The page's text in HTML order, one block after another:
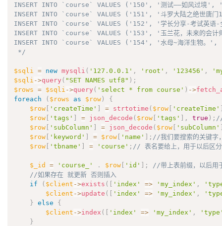
INSERT INTO `course` VALUES ('150', '测试——
INSERT INTO `course` VALUES ('151', '斗罗大
INSERT INTO `course` VALUES ('152', '学长分
INSERT INTO `course` VALUES ('153', '玉兰花
INSERT INTO `course` VALUES ('154', '水母~
*/
$sqli = new mysqli ( '127.0.0.1' , 'root' , '123456' ,
$sqli ->query ( "SET NAMES utf8" ) ;
$rows = $sqli ->query ( 'select * from course' ) ->
foreach
( $rows as $row)
{
$row [ 'createTime' ] = strtotime ( $row [ 'createTime'
$row [ 'tags' ] = json_decode ( $row [ 'tags' ] , true ) ; //
$row [ 'subColumn' ] = json_decode ( $row [ 'subColumn'
$row [ 'keyword' ] = $row [ 'name' ] ; //我们要搜索的关键
$row [ 'tbname' ] = 'course' ; // 表名要给上，用于以后区
$_id = 'course_' . $row [ 'id' ] ;
//带上表前缀，以后用
//如果存在 就更新 否则插入
if
( $client ->exists ( [ 'index' => 'my_index' ,
$client ->update ( [ 'index' => 'my_index' ,
} else
{
$client ->index ( [ 'index' => 'my_index' ,
}